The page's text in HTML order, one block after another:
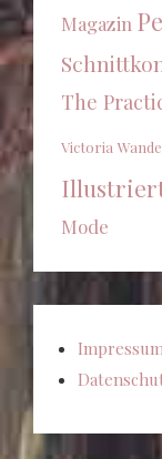
Magazin
The
Victoria
Mode
Impressum